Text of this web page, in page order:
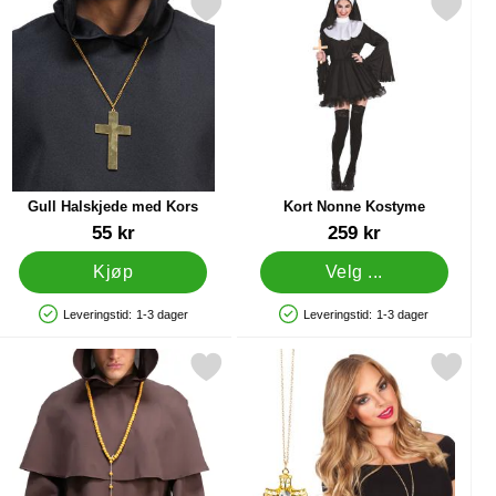
40g som favoritt
Gull Halskjede med Kors
Varenummer 88365
55 kr
Kjøp
Produkttilgjengelighet: På lager
Leveringstid: 1-3 dager
Merk gull Halskjede med Kors som favoritt
Kort Nonne Kostyme
Varenummer 24439
259 kr
Velg ...
Produkttilgjengelighet: På lager
Leveringstid: 1-3 dager
Merk kort Nonne
favoritt
Merk rosenkrans med Munkekors Tre som favorittMerk smykke med Kors